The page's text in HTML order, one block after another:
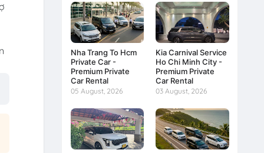
Nha Trang To Hcm
Private Car -
Premium Private
Car Rental
05 August, 2026
Kia Carnival Service
Ho Chi Minh City -
Premium Private
Car Rental
03 August, 2026